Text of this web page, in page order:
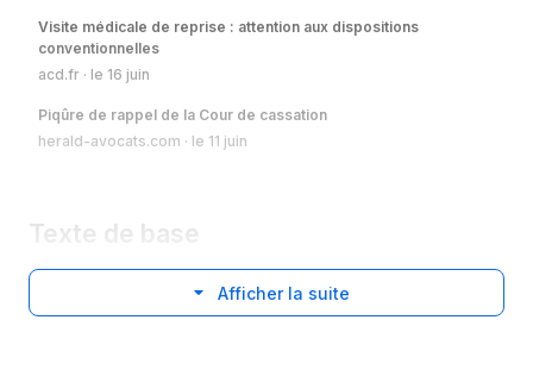
Visite médicale de reprise : attention aux dispositions
conventionnelles
acd.fr
le 16 juin
Piqûre de rappel de la Cour de cassation
herald-avocats.com
le 11 juin
Texte de base
Afficher la suite